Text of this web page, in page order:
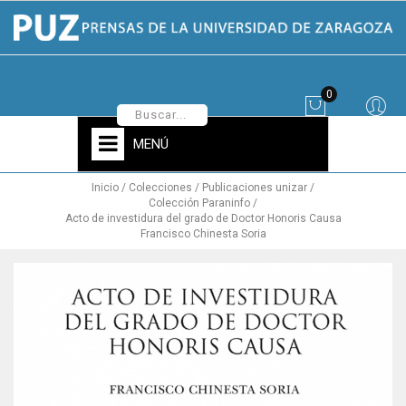
0
MENÚ
Inicio Colecciones
Publicaciones unizar
Colección Paraninfo
Acto de investidura del grado de Doctor Honoris Causa
Francisco Chinesta Soria